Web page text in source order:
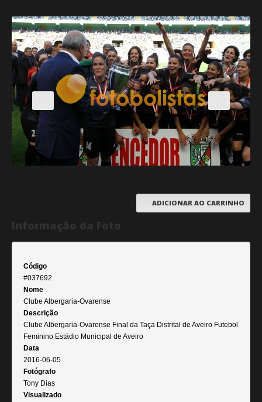
ADICIONAR AO CARRINHO
Código
#037692
Nome
Clube Albergaria-Ovarense
Descrição
Clube Albergaria-Ovarense Final da Taça Distrital de Aveiro Futebol
Feminino Estádio Municipal de Aveiro
Data
2016-06-05
Fotógrafo
Tony Dias
Visualizado